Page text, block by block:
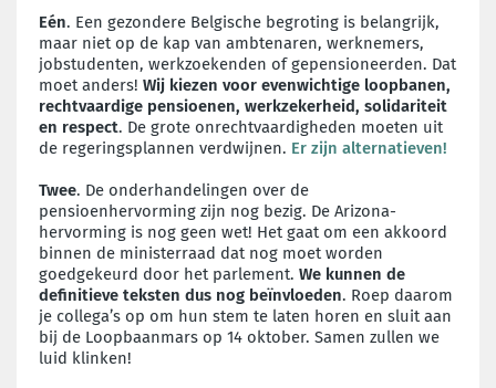
Eén. Een gezondere Belgische begroting is belangrijk,
maar niet op de kap van ambtenaren, werknemers,
jobstudenten, werkzoekenden of gepensioneerden. Dat
moet anders! Wij kiezen voor evenwichtige loopbanen,
rechtvaardige pensioenen, werkzekerheid, solidariteit
en respect. De grote onrechtvaardigheden moeten uit
de regeringsplannen verdwijnen. Er zijn alternatieven!
Twee. De onderhandelingen over de
pensioenhervorming zijn nog bezig. De Arizona-
hervorming is nog geen wet! Het gaat om een akkoord
binnen de ministerraad dat nog moet worden
goedgekeurd door het parlement. We kunnen de
definitieve teksten dus nog beïnvloeden. Roep daarom
je collega’s op om hun stem te laten horen en sluit aan
bij de Loopbaanmars op 14 oktober. Samen zullen we
luid klinken!